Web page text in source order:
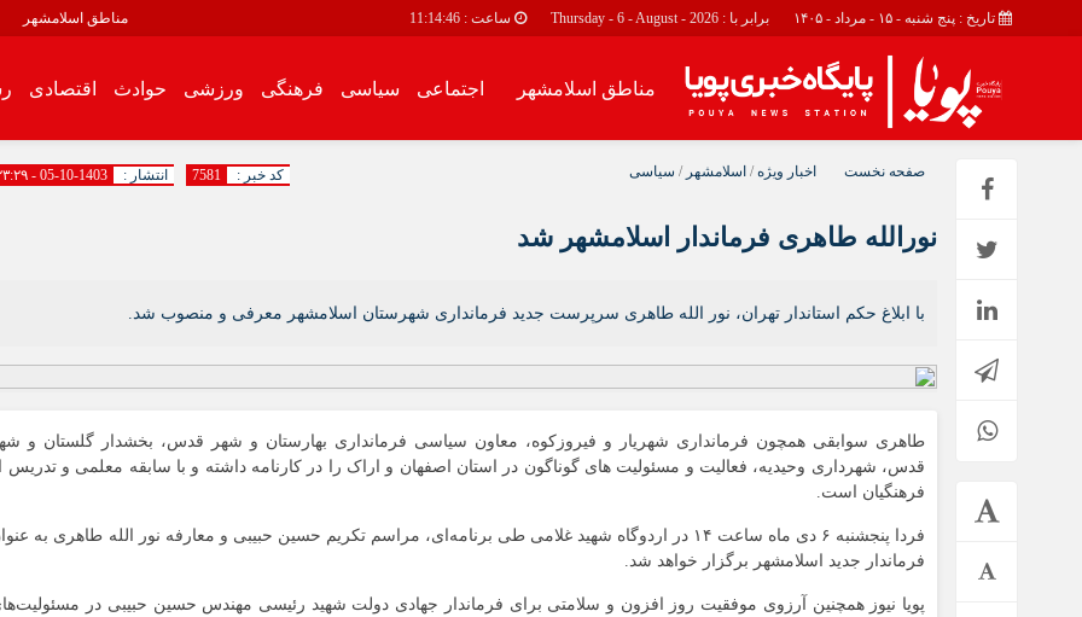
تاریخ : پنج شنبه - ۱۵ - مرداد - ۱۴۰۵ برابر با : Thursday - 6 - August - 2026 ساعت : 11:14:46 مناطق اسلامشهر
مناطق اسلامشهر اجتماعی سیاسی فرهنگی ورزشی حوادث اقتصادی
اسلامشهر
چهاردانگه
واوان
اجتماعی فرهنگی
حوادث
توحید
زرافشان
سعیدیه
صفحه نخست اخبار ویژه/ اسلامشهر / سیاسی انتشار : 1403-10-05 - ۲۳:۲۹ کد خبر : 7581
نورالله طاهری فرماندار اسلامشهر شد
با ابلاغ حکم استاندار تهران، نور الله طاهری سرپرست جدید فرمانداری شهرستان اسلامشهر معرفی و منصوب شد.
طاهری سوابقی همچون فرمانداری شهریار و فیروزکوه، معاون سیاسی فرمانداری بهارستان و شهر قدس، بخشدار گلستان و
قدس، شهرداری وحیدیه، فعالیت و مسئولیت های گوناگون در استان اصفهان و اراک را در کارنامه داشته و با سابقه معلمی و تدریس
فرهنگیان است.
فردا پنجشنبه ۶ دی ماه ساعت ۱۴ در اردوگاه شهید غلامی طی برنامه‌ای، مراسم تکریم حسین حبیبی و معارفه نور الله طاهری به
فرماندار جدید اسلامشهر برگزار خواهد شد.
پویا نیوز همچنین آرزوی موفقیت روز افزون و سلامتی برای فرماندار جهادی دولت شهید رئیسی مهندس حسین حبیبی در